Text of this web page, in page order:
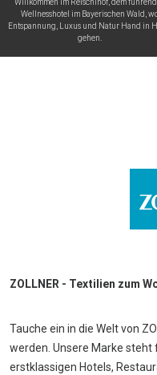
Willkommen im Reischlhof, dem
Wellnesshotel im Bayerischen Wald,
Entspannung, Luxus und Natur Hand in
gehen.
ZOLLNER - Textilien zum
Tauche ein in die Welt von
werden. Unsere Marke
erstklassigen Hotels,